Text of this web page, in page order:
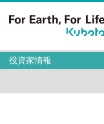
投資家情報